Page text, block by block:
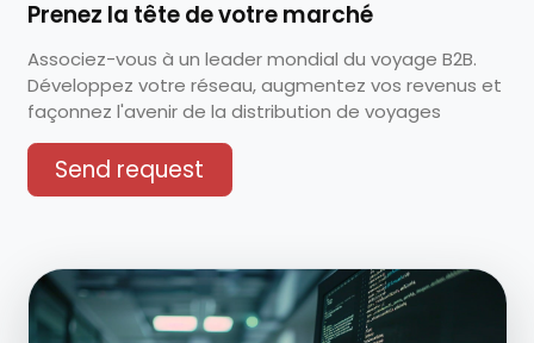
Prenez la tête de votre marché
Associez-vous à un leader mondial du voyage B2B.
Développez votre réseau, augmentez vos revenus et
façonnez l'avenir de la distribution de voyages
Send request